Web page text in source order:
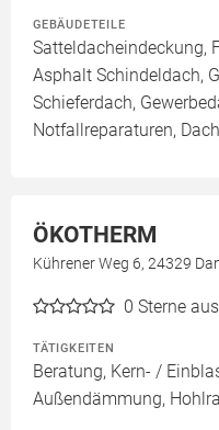
GEBÄUDETEILE
Satteldacheindeckung,
Asphalt Schindeldach,
Schieferdach,
Notfallreparaturen,
ÖKOTHERM
Kührener Weg 6, 24329
0 Sterne
TÄTIGKEITEN
Beratung, Kern- /
Außendämmung,